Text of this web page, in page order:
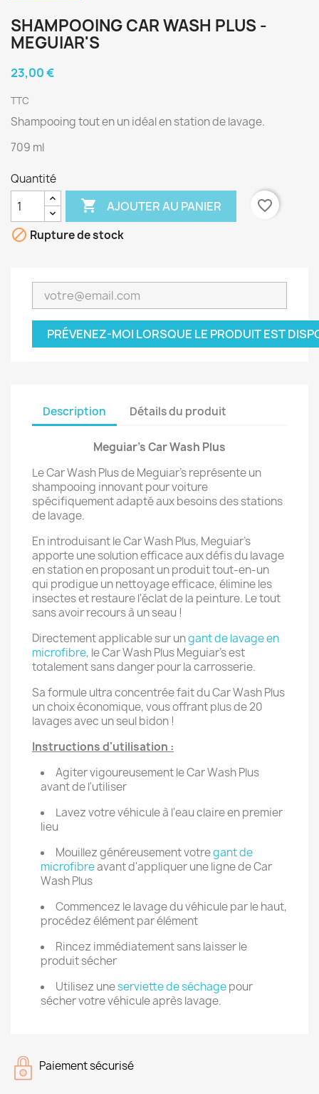
SHAMPOOING CAR WASH PLUS -
MEGUIAR'S
23,00 €
TTC
Shampooing tout en un idéal en station de lavage.
709 ml
Quantité
 AJOUTER AU PANIER
favorite_border
 Rupture de stock
PRÉVENEZ-MOI LORSQUE LE PRODUIT EST
Description Détails du produit
Meguiar's Car Wash Plus
Le Car Wash Plus de Meguiar's représente un
shampooing innovant pour voiture
spécifiquement adapté aux besoins des stations
de lavage.
En introduisant le Car Wash Plus, Meguiar's
apporte une solution efficace aux défis du lavage
en station en proposant un produit tout-en-un
qui prodigue un nettoyage efficace, élimine les
insectes et restaure l'éclat de la peinture. Le tout
sans avoir recours à un seau !
Directement applicable sur ungant de lavage en
microfibre, le Car Wash Plus Meguiar's est
totalement sans danger pour la carrosserie.
Sa formule ultra concentrée fait du Car Wash Plus
un choix économique, vous offrant plus de 20
lavages avec un seul bidon !
Instructions d'utilisation :
Agiter vigoureusement le Car Wash Plus
avant de l'utiliser
Lavez votre véhicule à l'eau claire en premier
lieu
Mouillez généreusement votregant de
microfibreavant d'appliquer une ligne de Car
Wash Plus
Commencez le lavage du véhicule par le haut,
procédez élément par élément
Rincez immédiatement sans laisser le
produit sécher
Utilisez uneserviette de séchagepour
sécher votre véhicule après lavage.
Paiement sécurisé